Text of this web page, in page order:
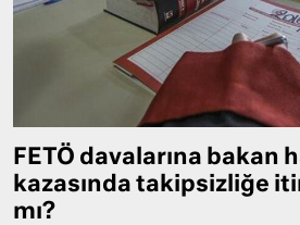
FETÖ davalarına bakan
kazasında takipsizliğe
mı?